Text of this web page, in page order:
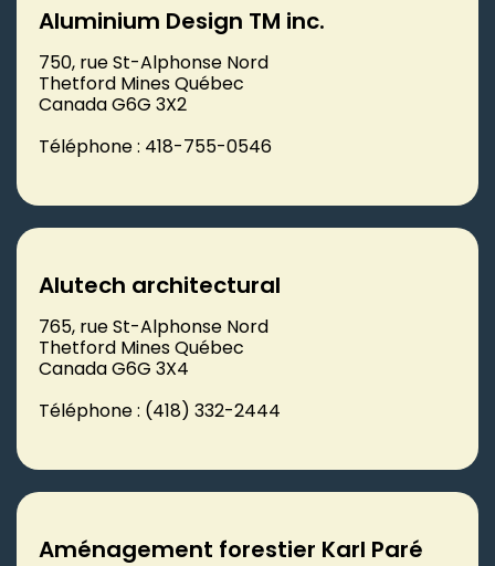
Aluminium Design TM inc.
750, rue St-Alphonse Nord
Thetford Mines Québec
Canada G6G 3X2
Téléphone : 418-755-0546
Alutech architectural
765, rue St-Alphonse Nord
Thetford Mines Québec
Canada G6G 3X4
Téléphone : (418) 332-2444
Aménagement forestier Karl Paré